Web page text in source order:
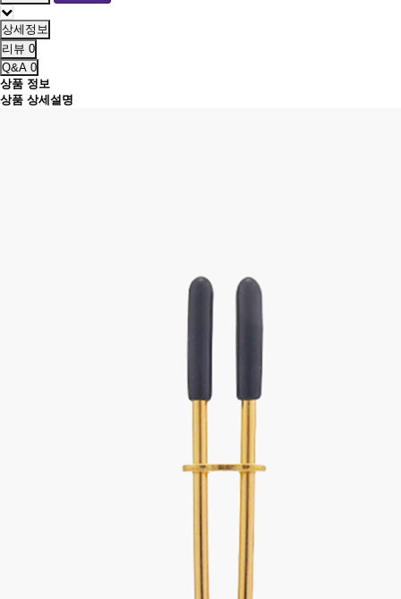
상세정보
리뷰 0
Q&A 0
상품 정보
상품 상세설명